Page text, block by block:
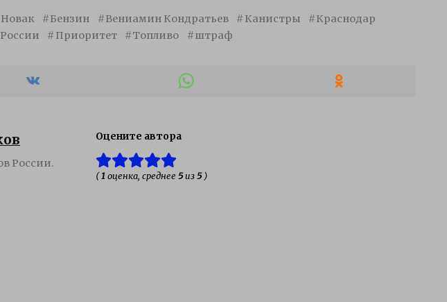
Бензин Вениамин Кондратьев Канистры
Краснодар
Приоритет Топливо штраф
России.
Оцените автора
(1оценка, среднее 5из5)